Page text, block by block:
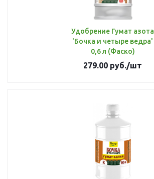
Удобрение Гумат азота
'Бочка и четыре ведра'
0,6 л (Фаско)
279.00 руб./шт